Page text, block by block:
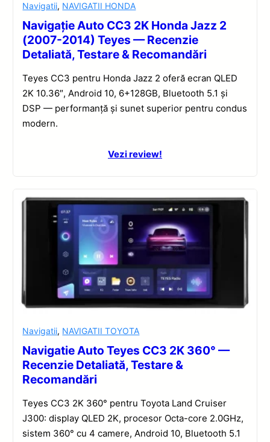
Navigatii, NAVIGATII HONDA
Navigație Auto CC3 2K Honda Jazz 2
(2007-2014) Teyes — Recenzie
Detaliată, Testare & Recomandări
Teyes CC3 pentru Honda Jazz 2 oferă ecran QLED
2K 10.36″, Android 10, 6+128GB, Bluetooth 5.1 și
DSP — performanță și sunet superior pentru condus
modern.
Vezi review!
Navigatii, NAVIGATII TOYOTA
Navigatie Auto Teyes CC3 2K 360° —
Recenzie Detaliată, Testare &
Recomandări
Teyes CC3 2K 360° pentru Toyota Land Cruiser
J300: display QLED 2K, procesor Octa-core 2.0GHz,
sistem 360° cu 4 camere, Android 10, Bluetooth 5.1